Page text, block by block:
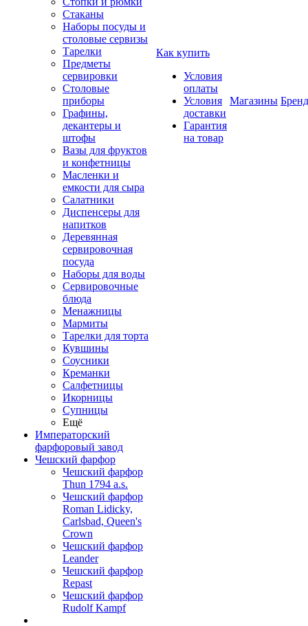
Стаканы
Наборы посуды и
столовые сервизы
Тарелки
Предметы
сервировки
Столовые
приборы
Графины,
декантеры и
штофы
Вазы для фруктов
и конфетницы
Масленки и
емкости для сыра
Салатники
Диспенсеры для
напитков
Деревянная
сервировочная
посуда
Наборы для воды
Сервировочные
блюда
Менажницы
Мармиты
Тарелки для торта
Кувшины
Соусники
Креманки
Салфетницы
Икорницы
Супницы
Ещё
Императорский
фарфоровый завод
Чешский фарфор
Чешский фарфор
Thun 1794 a.s.
Чешский фарфор
Roman Lidicky,
Carlsbad, Queen's
Crown
Чешский фарфор
Leander
Чешский фарфор
Repast
Чешский фарфор
Rudolf Kampf
Как купить
Условия
оплаты
Условия
доставки
Гарантия
на товар
Магазины